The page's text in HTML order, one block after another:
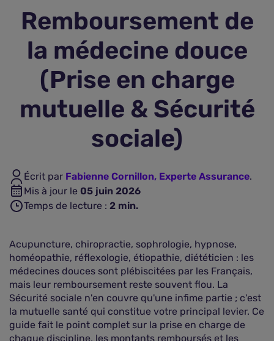
Assurance vie
Plus d'assurances
Remboursement de
la médecine douce
(Prise en charge
mutuelle & Sécurité
sociale)
Écrit par Fabienne Cornillon, Experte Assurance.
Mis à jour le 05 juin 2026
Temps de lecture : 2 min.
Acupuncture, chiropractie, sophrologie, hypnose,
homéopathie, réflexologie, étiopathie, diététicien : les
médecines douces sont plébiscitées par les Français,
mais leur remboursement reste souvent flou. La
Sécurité sociale n'en couvre qu'une infime partie ; c'est
la mutuelle santé qui constitue votre principal levier. Ce
guide fait le point complet sur la prise en charge de
chaque discipline, les montants remboursés et les